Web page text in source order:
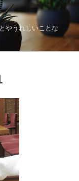
やうれしいことな